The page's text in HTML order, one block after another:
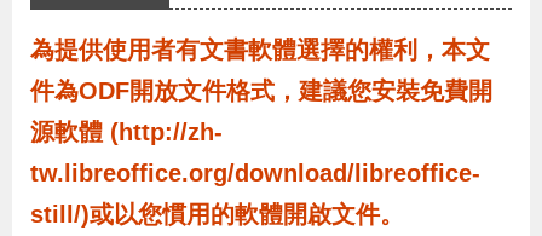
為
民
服
務
為提供使用者有文書軟體選擇的權利，本文
件為ODF開放文件格式，建議您安裝免費開
源軟體 (http://zh-
tw.libreoffice.org/download/libreoffice-
still/)或以您慣用的軟體開啟文件。